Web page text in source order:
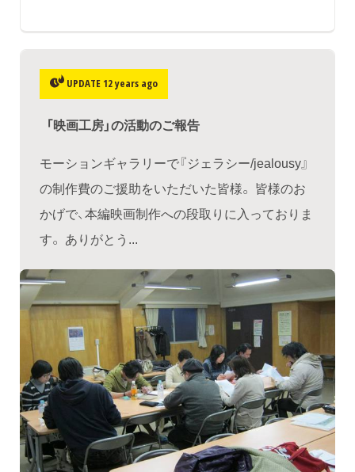
UPDATE 12 years ago
「映画工房」の活動のご報告
モーションギャラリーで『ジェラシー/jealousy』
の制作費のご援助をいただいた皆様。 皆様のお
かげで、本編映画制作への段取りに入っておりま
す。 ありがとう...